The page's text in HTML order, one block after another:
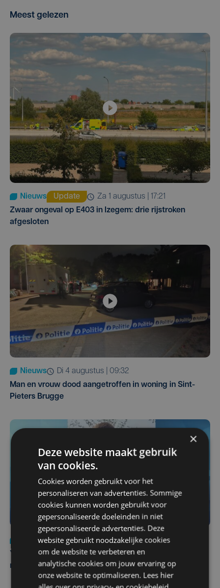
Meest gelezen
Nieuws Update
za 1 augustus | 17:21
Zwaar ongeval op E403 in Izegem: drie rijstroken
afgesloten
Nieuws
di 4 augustus | 09:32
Man en vrouw dood aangetroffen in woning in Sint-
Pieters Brugge
Nieuws
do 6 augustus | 21:30
Yaro (19), slachtoffer van vechtpartij, is na
maandenlange coma overleden
×
Deze website maakt gebruik
van cookies.
Cookies worden gebruikt voor het
personaliseren van advertenties. Sommige
cookies kunnen worden gebruikt voor
gepersonaliseerde doeleinden in niet
gepersonaliseerde advertenties. Deze
website gebruikt noodzakelijke cookies
om de website te verbeteren en
analytische cookies om jouw ervaring op
onze website te optimaliseren. Lees hier